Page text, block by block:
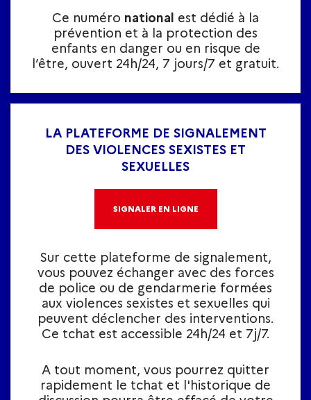
Ce numéro national est dédié à la
prévention et à la protection des
enfants en danger ou en risque de
l’être, ouvert 24h/24, 7 jours/7 et gratuit.
LA PLATEFORME DE SIGNALEMENT
DES VIOLENCES SEXISTES ET
SEXUELLES
SIGNALER EN LIGNE
Sur cette plateforme de signalement,
vous pouvez échanger avec des forces
de police ou de gendarmerie formées
aux violences sexistes et sexuelles qui
peuvent déclencher des interventions.
Ce tchat est accessible 24h/24 et 7j/7.
A tout moment, vous pourrez quitter
rapidement le tchat et l'historique de